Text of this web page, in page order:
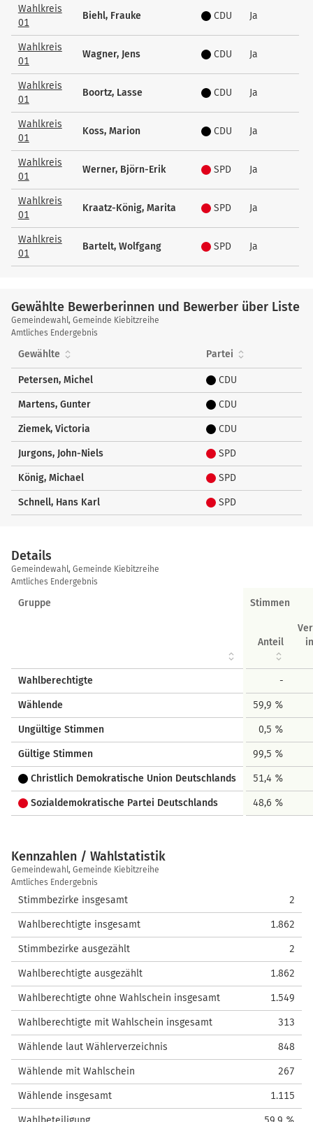
Wahlkreis
01
Biehl, Frauke CDU Ja
Wahlkreis
01
Wagner, Jens CDU Ja
Wahlkreis
01
Boortz, Lasse CDU Ja
Wahlkreis
01
Koss, Marion CDU Ja
Wahlkreis
01
Werner, Björn-Erik SPD Ja
Wahlkreis
01
Kraatz-König, Marita SPD Ja
Wahlkreis
01
Bartelt, Wolfgang SPD Ja
Gewählte Bewerberinnen und Bewerber über Liste
Gewählte
Bewerberinnen
und
über
Liste
Gemeindewahl, Gemeinde Kiebitzreihe
Amtliches Endergebnis
Gewählte Partei
Petersen, Michel CDU
Martens, Gunter CDU
Ziemek, Victoria CDU
Jurgons, John-Niels SPD
König, Michael SPD
Schnell, Hans Karl SPD
Details
Details
Gemeindewahl, Gemeinde Kiebitzreihe
Amtliches Endergebnis
Gruppe Stimmen
Anteil
Wahlberechtigte -
Wählende 59,9 %
Ungültige Stimmen 0,5 %
Gültige Stimmen 99,5 %
Christlich Demokratische Union Deutschlands 51,4 %
Sozialdemokratische Partei Deutschlands 48,6 %
Kennzahlen / Wahlstatistik
Kennzahlen
/
Wahlstatistik
Gemeindewahl, Gemeinde Kiebitzreihe
Amtliches Endergebnis
Stimmbezirke insgesamt 2
Wahlberechtigte insgesamt 1.862
Stimmbezirke ausgezählt 2
Wahlberechtigte ausgezählt 1.862
Wahlberechtigte ohne Wahlschein insgesamt 1.549
Wahlberechtigte mit Wahlschein insgesamt 313
Wählende laut Wählerverzeichnis 848
Wählende mit Wahlschein 267
Wählende insgesamt 1.115